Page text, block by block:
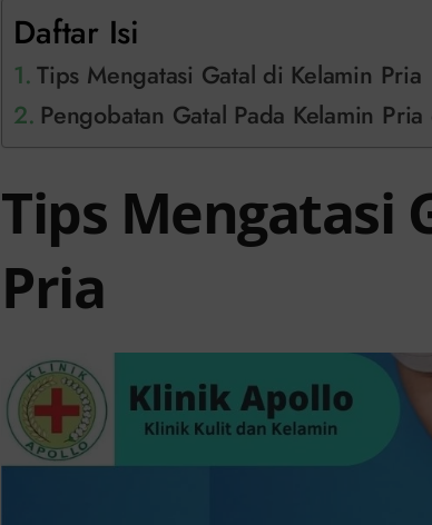
Daftar Isi
Tips Mengatasi Gatal di Kelamin Pria
Pengobatan Gatal Pada Kelamin
Tips Mengatasi
Pria